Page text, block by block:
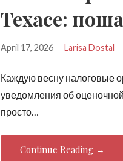
Техасе:
April 17, 2026 Larisa Dostal
Каждую весну налоговые
уведомления об
просто…
Continue Reading →